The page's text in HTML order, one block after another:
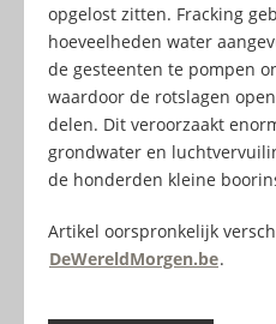
opgelost zitten. Fracking
hoeveelheden water
de gesteenten te pompen
waardoor de rotslagen
delen. Dit veroorzaakt
grondwater en
de honderden kleine
Artikel oorspronkelijk
DeWereldMorgen.be.